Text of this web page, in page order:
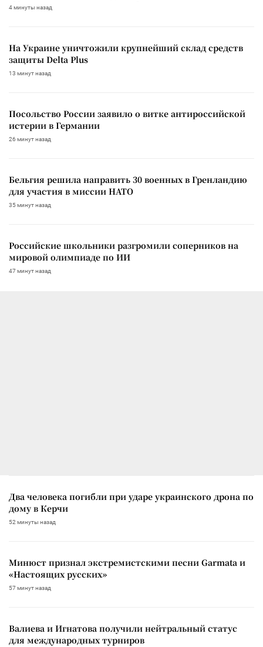
4 минуты назад
На Украине уничтожили крупнейший склад средств
защиты Delta Plus
13 минут назад
Посольство России заявило о витке антироссийской
истерии в Германии
26 минут назад
Бельгия решила направить 30 военных в Гренландию
для участия в миссии НАТО
35 минут назад
Российские школьники разгромили соперников на
мировой олимпиаде по ИИ
47 минут назад
Два человека погибли при ударе украинского дрона по
дому в Керчи
52 минуты назад
Минюст признал экстремистскими песни Garmata и
«Настоящих русских»
57 минут назад
Валиева и Игнатова получили нейтральный статус
для международных турниров